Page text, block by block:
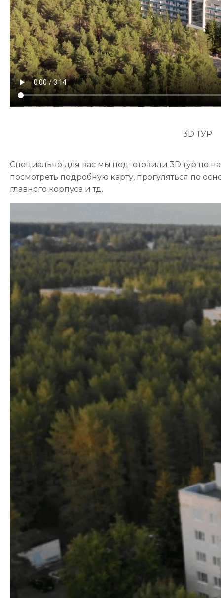
3D ТУР
Специально для вас мы подготовили 3D тур по
посмотреть подробную карту, прогуляться по
главного корпуса и тд.